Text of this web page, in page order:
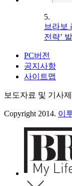
5.
브라보
전략’
PC버전
공지사항
사이트맵
보도자료 및 기사제
Copyright 2014. 이